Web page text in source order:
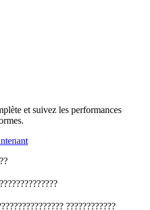
et suivez les performances
????????????